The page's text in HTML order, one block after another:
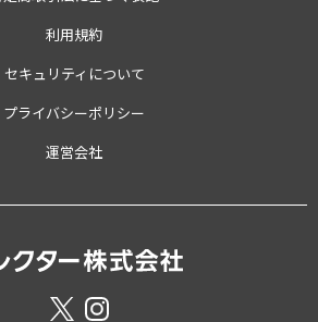
利用規約
セキュリティについて
プライバシーポリシー
運営会社